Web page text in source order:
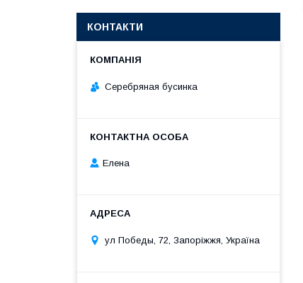
КОНТАКТИ
Серебряная бусинка
Елена
ул Победы, 72, Запоріжжя, Україна